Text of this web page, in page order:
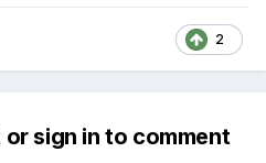
2
sign in to comment